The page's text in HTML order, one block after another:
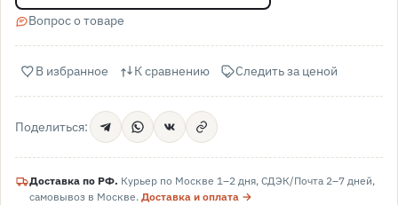
Вопрос о товаре
В избранное К сравнению Следить за ценой
Поделиться:
Доставка по РФ. Курьер по Москве 1–2 дня, СДЭК/Почта 2–7 дней,
самовывоз в Москве.Доставка и оплата →